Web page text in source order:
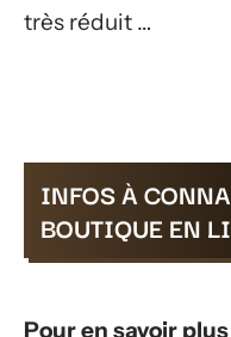
très réduit …
INFOS À
BOUTIQUE EN
Pour en savoir